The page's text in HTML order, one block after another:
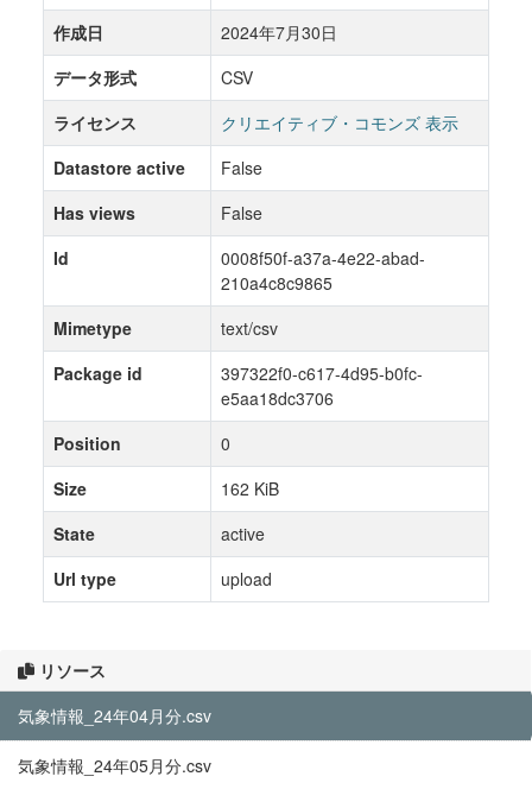
リソース
気象情報_24年04月分.csv
気象情報_24年05月分.csv
作成日
2024年7月30日
データ形式
CSV
ライセンス
クリエイティブ・コモンズ 表示
Datastore active
False
Has views
False
Id
0008f50f-a37a-4e22-abad-
210a4c8c9865
Mimetype
text/csv
Package id
397322f0-c617-4d95-b0fc-
e5aa18dc3706
Position
0
Size
162 KiB
State
active
Url type
upload